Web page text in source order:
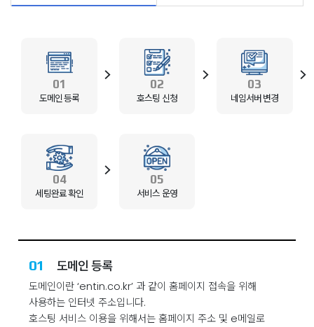
01
도메인 등록
02
호스팅 신청
03
네임서버 변경
04
세팅완료 확인
05
서비스 운영
01 도메인 등록
도메인이란 ‘entin.co.kr’ 과 같이 홈페이지 접속을 위해
사용하는 인터넷 주소입니다.
호스팅 서비스 이용을 위해서는 홈페이지 주소 및 e메일로